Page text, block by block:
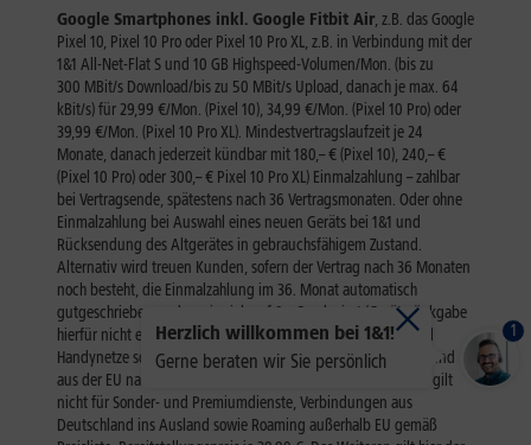
1
Herzlich willkommen bei 1&1!
Gerne beraten wir Sie persönlich